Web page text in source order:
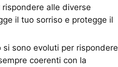
alle diverse
il tuo sorriso e protegge il
sono evoluti per rispondere
coerenti con la